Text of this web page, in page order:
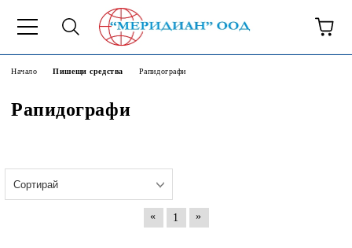
Начало Пишещи средства Рапидографи
Рапидографи
« 1 »